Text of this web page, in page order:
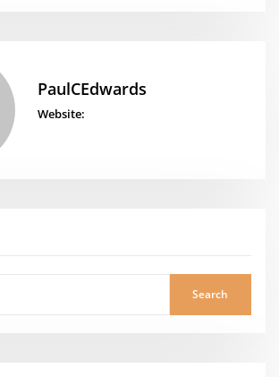
PaulCEdwards
Website:
Search